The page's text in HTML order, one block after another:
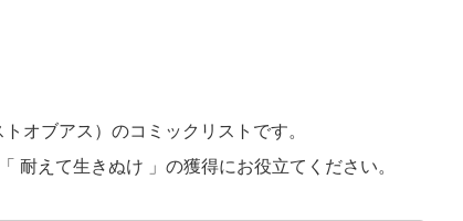
オブアス）のコミックリストです。
耐えて生きぬけ 」の獲得にお役立てください。